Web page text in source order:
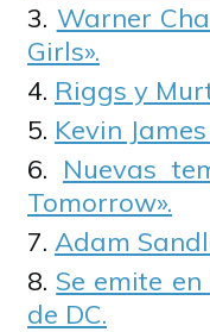
Warner
Girls».
Riggs y
Kevin
Nuevas
Tomorrow».
Adam
Se emite
de DC.